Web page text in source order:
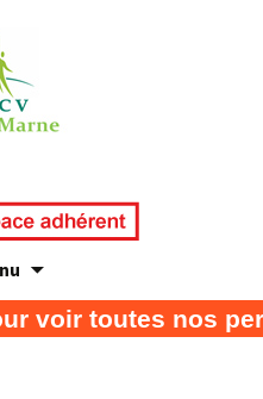
des consommateurs
voir toutes nos